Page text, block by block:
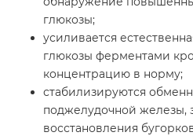
глюкозы;
усиливается
глюкозы ферментами
концентрацию в норму;
стабилизируются
поджелудочной железы,
восстановления